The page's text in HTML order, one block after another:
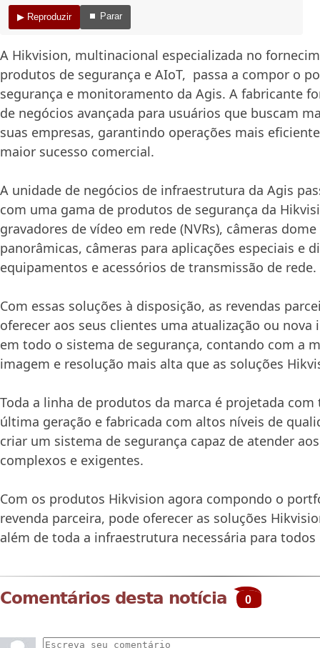
▶ Reproduzir ⏹ Parar
A Hikvision, multinacional especializada no
produtos de segurança e AIoT, passa a compor o
segurança e monitoramento da Agis. A fabricante
de negócios avançada para usuários que buscam
suas empresas, garantindo operações mais
maior sucesso comercial.
A unidade de negócios de infraestrutura da Agis
com uma gama de produtos de segurança da
gravadores de vídeo em rede (NVRs), câmeras dome
panorâmicas, câmeras para aplicações especiais e
equipamentos e acessórios de transmissão de rede.
Com essas soluções à disposição, as revendas
oferecer aos seus clientes uma atualização ou
em todo o sistema de segurança, contando com a
imagem e resolução mais alta que as soluções
Toda a linha de produtos da marca é projetada
última geração e fabricada com altos níveis de
criar um sistema de segurança capaz de atender
complexos e exigentes.
Com os produtos Hikvision agora compondo o
revenda parceira, pode oferecer as soluções
além de toda a infraestrutura necessária para
Comentários desta notícia 0